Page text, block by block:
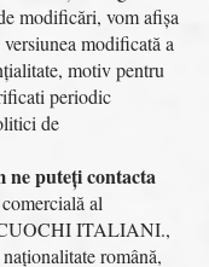
modificări, vom afișa
modificată a
motiv pentru
periodic
de
ne puteți contacta
al
ITALIANI.,
română,